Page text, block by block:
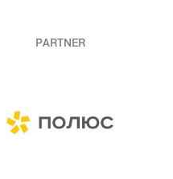
PARTNER